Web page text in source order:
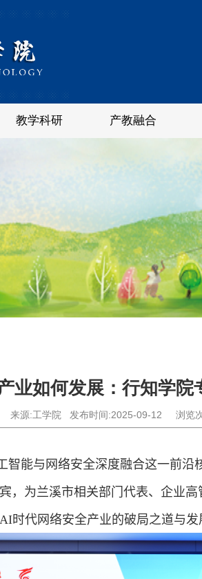
教学科研 产教融合
业如何发展：行知学院
来源:工学院 发布时间:2025-09-12 浏览
智能与网络安全深度融合这一前
，为兰溪市相关部门代表、企业
AI时代网络安全产业的破局之道与发